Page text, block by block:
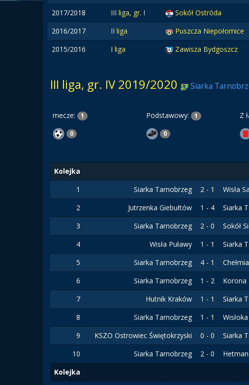
2017/2018
III liga, gr. I Sokół Ostróda
2016/2017
II liga Puszcza Niepołomice
2015/2016
I liga Zawisza Bydgoszcz
III liga, gr. IV 2019/2020 Siarka
mecze: 1 Podstawowy: 1 Z
0 0
Kolejka
1
Siarka Tarnobrzeg 2 - 1 Wisła
2 Jutrzenka Giebułtów 1 - 4 Siarka
3 Siarka Tarnobrzeg 2 - 0 Sokół
4 Wisła Puławy 1 - 1 Siarka
5 Siarka Tarnobrzeg 4 - 1
6 Siarka Tarnobrzeg 1 - 2 Korona
7 Hutnik Kraków 1 - 1 Siarka
8 Siarka Tarnobrzeg 1 - 1
9 KSZO Ostrowiec Świętokrzyski 0 - 0 Siarka
10 Siarka Tarnobrzeg 2 - 0
Kolejka